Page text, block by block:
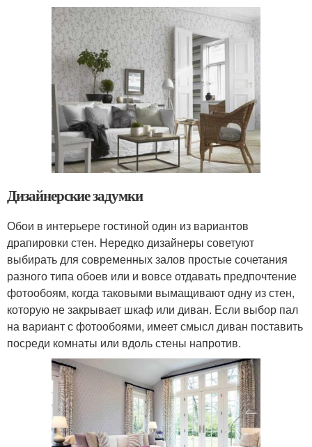
Дизайнерские задумки
Обои в интерьере гостиной один из вариантов
драпировки стен. Нередко дизайнеры советуют
выбирать для современных залов простые сочетания
разного типа обоев или и вовсе отдавать предпочтение
фотообоям, когда таковыми вымащивают одну из стен,
которую не закрывает шкаф или диван. Если выбор пал
на вариант с фотообоями, имеет смысл диван поставить
посреди комнаты или вдоль стены напротив.